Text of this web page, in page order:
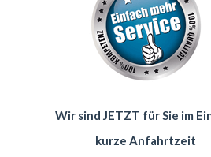
Wir sind JETZT für Sie im
kurze Anfahrtzeit